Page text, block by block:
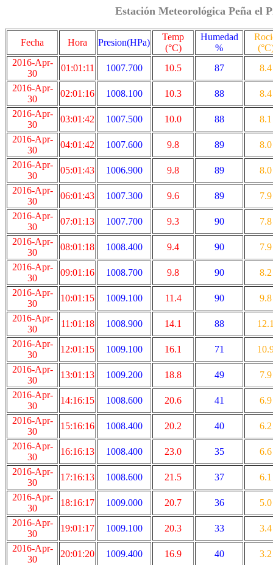
Estación Meteorológica Peña el
Fecha Hora Presion(HPa)
Temp
(°C)
Humedad
%
2016-Apr-
30
01:01:11 1007.700 10.5 87
8.4
2016-Apr-
30
02:01:16 1008.100 10.3 88
8.4
2016-Apr-
30
03:01:42 1007.500 10.0 88
8.1
2016-Apr-
30
04:01:42 1007.600 9.8 89
8.0
2016-Apr-
30
05:01:43 1006.900 9.8 89
8.0
2016-Apr-
30
06:01:43 1007.300 9.6 89
7.9
2016-Apr-
30
07:01:13 1007.700 9.3 90
7.8
2016-Apr-
30
08:01:18 1008.400 9.4 90
7.9
2016-Apr-
30
09:01:16 1008.700 9.8 90
8.2
2016-Apr-
30
10:01:15 1009.100 11.4 90
9.8
2016-Apr-
30
11:01:18 1008.900 14.1 88
2016-Apr-
30
12:01:15 1009.100 16.1 71
2016-Apr-
30
13:01:13 1009.200 18.8 49
7.9
2016-Apr-
30
14:16:15 1008.600 20.6 41
6.9
2016-Apr-
30
15:16:16 1008.400 20.2 40
6.2
2016-Apr-
30
16:16:13 1008.400 23.0 35
6.6
2016-Apr-
30
17:16:13 1008.600 21.5 37
6.1
2016-Apr-
30
18:16:17 1009.000 20.7 36
5.0
2016-Apr-
30
19:01:17 1009.100 20.3 33
3.4
2016-Apr-
30
20:01:20 1009.400 16.9 40
3.2